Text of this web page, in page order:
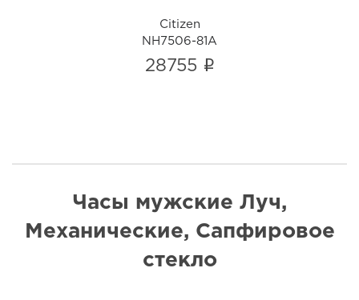
Citizen
NH7506-81A
28755 i
Часы мужские Луч,
Механические, Сапфировое
стекло